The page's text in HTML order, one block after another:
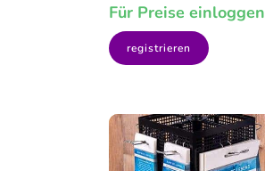
Für Preise einloggen
registrieren